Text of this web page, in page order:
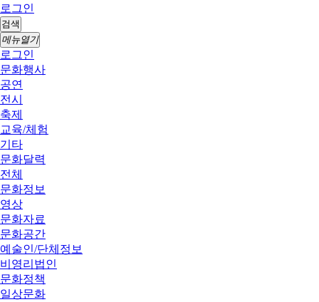
로그인
검색
메뉴열기
로그인
문화행사
공연
전시
축제
교육/체험
기타
문화달력
전체
문화정보
영상
문화자료
문화공간
예술인/단체정보
비영리법인
문화정책
일상문화